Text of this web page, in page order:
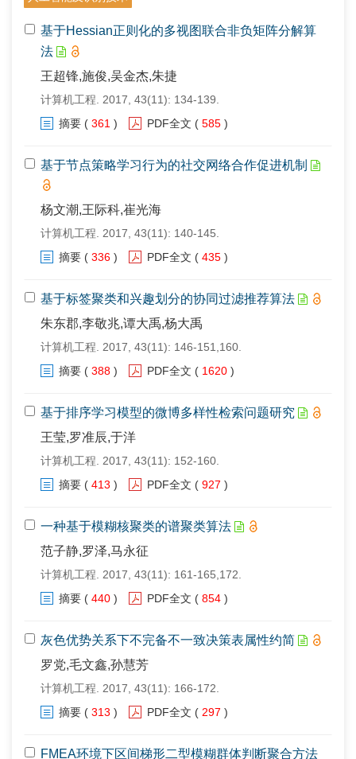
基于Hessian正则化的多视图联合非负矩阵分解算
法
王超锋,施俊,吴金杰,朱捷
计算机工程. 2017, 43(11): 134-139.
摘要 ( 361 ) PDF全文 ( 585 )
基于节点策略学习行为的社交网络合作促进机制
杨文潮,王际科,崔光海
计算机工程. 2017, 43(11): 140-145.
摘要 ( 336 ) PDF全文 ( 435 )
基于标签聚类和兴趣划分的协同过滤推荐算法
朱东郡,李敬兆,谭大禹,杨大禹
计算机工程. 2017, 43(11): 146-151,160.
摘要 ( 388 ) PDF全文 ( 1620 )
基于排序学习模型的微博多样性检索问题研究
王莹,罗准辰,于洋
计算机工程. 2017, 43(11): 152-160.
摘要 ( 413 ) PDF全文 ( 927 )
一种基于模糊核聚类的谱聚类算法
范子静,罗泽,马永征
计算机工程. 2017, 43(11): 161-165,172.
摘要 ( 440 ) PDF全文 ( 854 )
灰色优势关系下不完备不一致决策表属性约简
罗党,毛文鑫,孙慧芳
计算机工程. 2017, 43(11): 166-172.
摘要 ( 313 ) PDF全文 ( 297 )
FMEA环境下区间梯形二型模糊群体判断聚合方法